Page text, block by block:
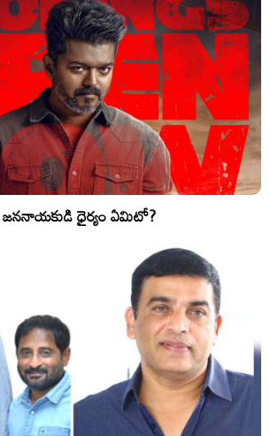
జననాయకుడి ధైర్యం ఏమిటో?